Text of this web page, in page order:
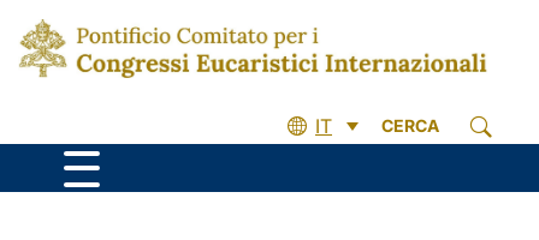
IT CERCA